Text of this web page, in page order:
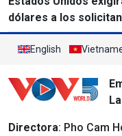
dólares a los
English
Directora: Pho Cam